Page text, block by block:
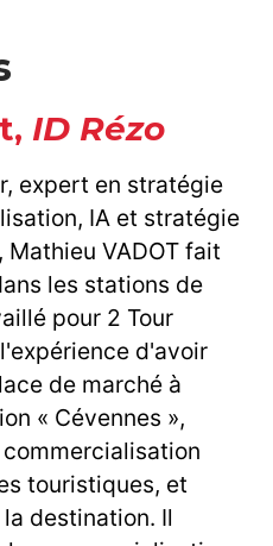
ID Rézo
expert en stratégie
IA et stratégie
VADOT fait
les stations de
pour 2 Tour
d'avoir
de marché à
« Cévennes »,
touristiques, et
destination. Il